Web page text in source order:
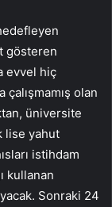
gösteren
evvel hiç
çalışmamış olan
üniversite
lise yahut
istihdam
kullanan
Sonraki 24